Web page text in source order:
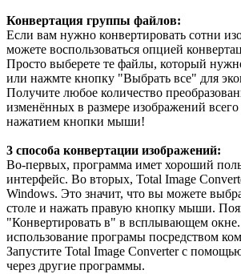
Конвертация группы файлов:
Если вам нужно конвертировать сотни
можете воспользоваться опцией
Просто выберете те файлы, который
или нажмте кнопку "Выбрать все" для
Получите любое количество
изменённых в размере изображений
нажатием кнопки мыши!
3 способа конвертации изображений:
Во-первых, программа имет хороший
интерфейс. Во вторых, Total Image
Windows. Это значит, что вы можете
столе и нажать правую кнопку мыши.
"Конвертировать в" в всплывающем
использование програмы посредством
Запустите Total Image Converter с
через другие программы.